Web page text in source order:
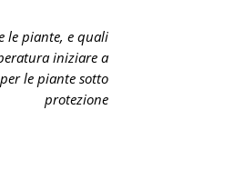
le piante, e quali
iniziare a
le piante sotto
protezione